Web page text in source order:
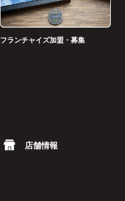
フランチャイズ加盟・募集
店舗情報